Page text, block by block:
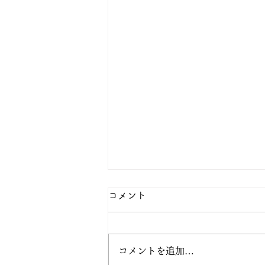
コメント
コメントを追加…